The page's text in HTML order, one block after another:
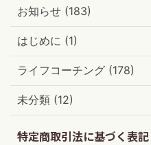
お知らせ (183)
はじめに (1)
ライフコーチング (178)
未分類 (12)
特定商取引法に基づく表記